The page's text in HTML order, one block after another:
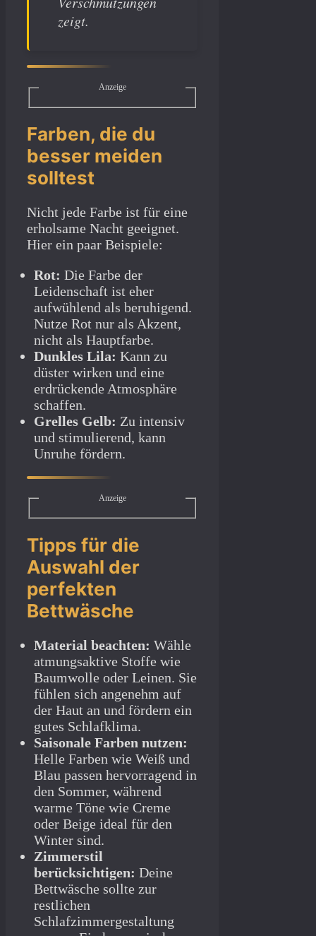
zeigt.
Anzeige
Farben, die du
besser meiden
solltest
Nicht jede Farbe ist für eine
erholsame Nacht geeignet.
Hier ein paar Beispiele:
Rot: Die Farbe der
Leidenschaft ist eher
aufwühlend als beruhigend.
Nutze Rot nur als Akzent,
nicht als Hauptfarbe.
Dunkles Lila: Kann zu
düster wirken und eine
erdrückende Atmosphäre
schaffen.
Grelles Gelb: Zu intensiv
und stimulierend, kann
Unruhe fördern.
Anzeige
Tipps für die
Auswahl der
perfekten
Bettwäsche
Material beachten: Wähle
atmungsaktive Stoffe wie
Baumwolle oder Leinen. Sie
fühlen sich angenehm auf
der Haut an und fördern ein
gutes Schlafklima.
Saisonale Farben nutzen:
Helle Farben wie Weiß und
Blau passen hervorragend in
den Sommer, während
warme Töne wie Creme
oder Beige ideal für den
Winter sind.
Zimmerstil
berücksichtigen: Deine
Bettwäsche sollte zur
restlichen
Schlafzimmergestaltung